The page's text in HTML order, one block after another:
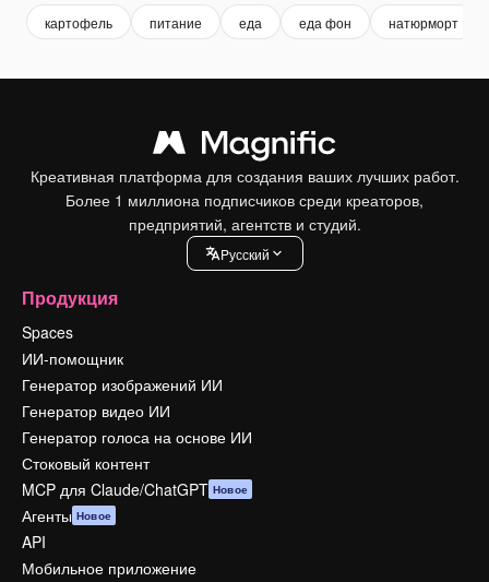
картофель питание еда еда фон натюрморт
Креативная платформа для создания ваших лучших работ.
Более 1 миллиона подписчиков среди креаторов,
предприятий, агентств и студий.
Pусский
Продукция
Spaces
ИИ-помощник
Генератор изображений ИИ
Генератор видео ИИ
Генератор голоса на основе ИИ
Стоковый контент
MCP для Claude/ChatGPT Новое
Агенты Новое
API
Мобильное приложение